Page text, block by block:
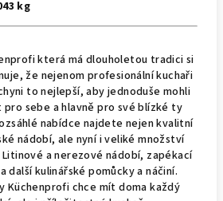
kg
která má dlouholetou tradici si
že nejenom profesionální kuchaři
to nejlepší, aby jednoduše mohli
sebe a hlavně pro své blízké ty
nabídce najdete nejen kvalitní
nádobí, ale nyní i veliké množství
a nerezové nádobí, zapékací
další kulinářské pomůcky a náčiní.
Küchenprofi chce mít doma každý